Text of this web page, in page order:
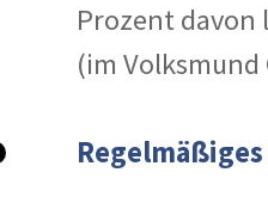
Prozent
(im